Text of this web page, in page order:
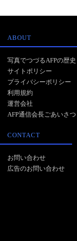
ABOUT
写真でつづるAFPの歴史
サイトポリシー
プライバシーポリシー
利用規約
運営会社
AFP通信会長ごあいさつ
CONTACT
お問い合わせ
広告のお問い合わせ